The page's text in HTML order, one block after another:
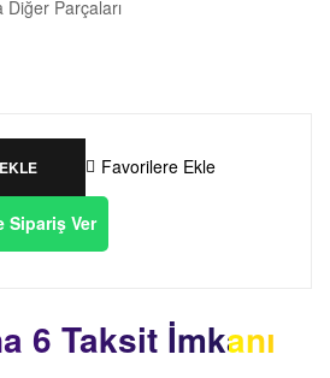
Parçaları
Favorilere Ekle
Sipariş Ver
6 Taksit İmkanı